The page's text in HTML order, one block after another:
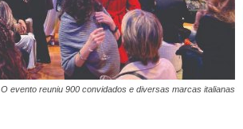
O evento reuniu 900 convidados e diversas marcas italianas